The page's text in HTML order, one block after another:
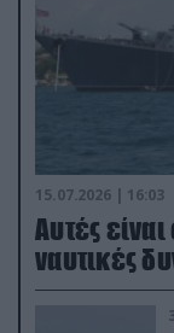
15.07.2026 | 16:03
Aυτές
ναυτικές